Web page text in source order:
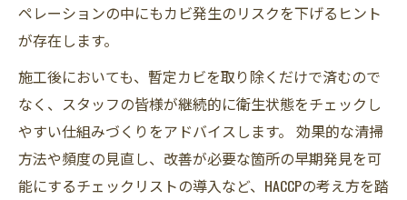
ペレーションの中にもカビ発生のリスクを下げるヒント
が存在します。
施工後においても、暫定カビを取り除くだけで済むので
なく、スタッフの皆様が継続的に衛生状態をチェックし
やすい仕組みづくりをアドバイスします。 効果的な清掃
方法や頻度の見直し、改善が必要な箇所の早期発見を可
能にするチェックリストの導入など、HACCPの考え方を踏